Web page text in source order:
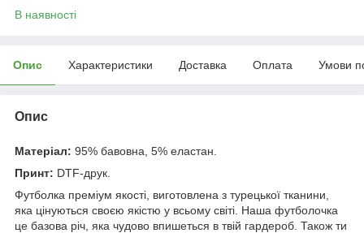
В наявності
Опис Характеристики Доставка Оплата Умови
Опис
Матеріал: 95% бавовна, 5% еластан.
Принт: DTF-друк.
Футболка преміум якості, виготовлена з турецької тканини,
яка цінуються своєю якістю у всьому світі. Наша футболочка
це базова річ, яка чудово впишеться в твій гардероб. Також ти